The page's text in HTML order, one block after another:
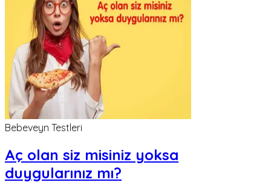
Bebeveyn Testleri
Aç olan siz misiniz yoksa
duygularınız mı?